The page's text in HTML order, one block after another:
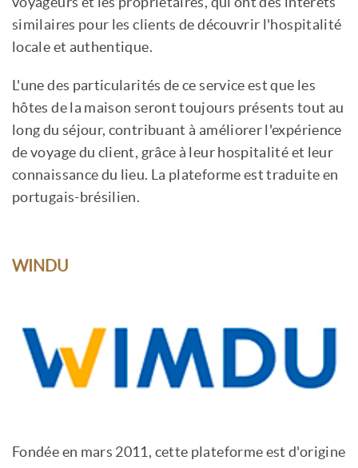
similaires pour les clients de découvrir l'hospitalité
locale et authentique.
L'une des particularités de ce service est que les
hôtes de la maison seront toujours présents tout au
long du séjour, contribuant à améliorer l'expérience
de voyage du client, grâce à leur hospitalité et leur
connaissance du lieu. La plateforme est traduite en
portugais-brésilien.
WINDU
Fondée en mars 2011, cette plateforme est d'origine